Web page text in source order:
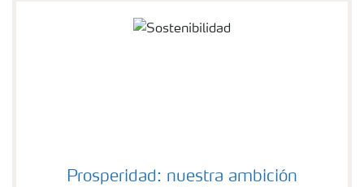
Prosperidad: nuestra ambición